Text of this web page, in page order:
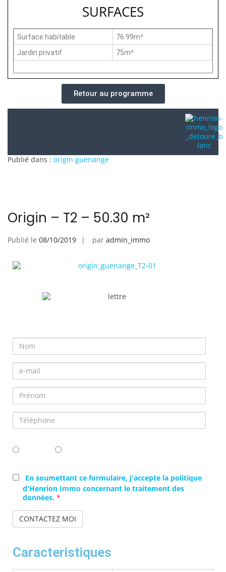
SURFACES
Surface habitable
76.99m²
Jardin privatif
75m²
Retour au programme
Publié dans : origin guenange
Origin – T2 – 50.30 m²
Publié le 08/10/2019 par admin_immo
En soumettant ce formulaire, j'accepte la politique
d'Henrion Immo concernant le traitement des
données. *
Caracteristiques